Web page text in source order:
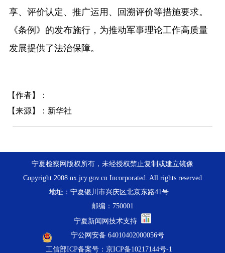
享、评价认定、推广运用、回溯评价等措施要求。
《条例》的发布施行，为推动军事理论工作高质量
发展提供了法治保障。
【作者】：
【来源】：新华社
宁夏检察网版权所有，未经授权禁止复制或建立镜像
Copyright 2008 nx.jcy.gov.cn Incorporated. All rights reserved
地址：宁夏银川市兴庆区北京东路41号
邮编：750001
宁夏新闻网技术支持
宁公网安备 64010402000056号
工信部ICP备案号：京ICP备10217144号-1